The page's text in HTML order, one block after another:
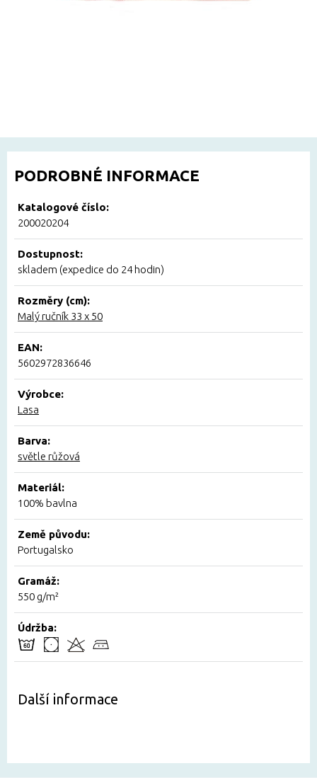
PODROBNÉ INFORMACE
Katalogové číslo:
200020204
Dostupnost:
skladem (expedice do 24 hodin)
Rozměry (cm):
Malý ručník 33 x 50
EAN:
5602972836646
Výrobce:
Lasa
Barva:
světle růžová
Materiál:
100% bavlna
Země původu:
Portugalsko
Gramáž:
550 g/m²
Údržba:
Další informace